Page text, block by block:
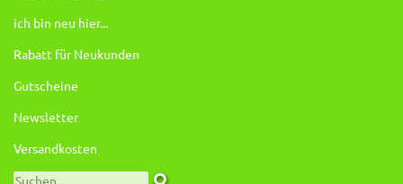
ich bin neu hier...
Rabatt für Neukunden
Gutscheine
Newsletter
Versandkosten